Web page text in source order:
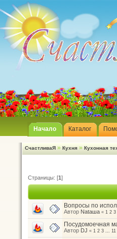
Начало Каталог
СчастливаЯ » Кухня » Кухонная
Страницы: [1]
Вопросы по
Автор Nataшa « 1 2 3
Посудомоечная
Автор DJ « 1 2 3 ... 11